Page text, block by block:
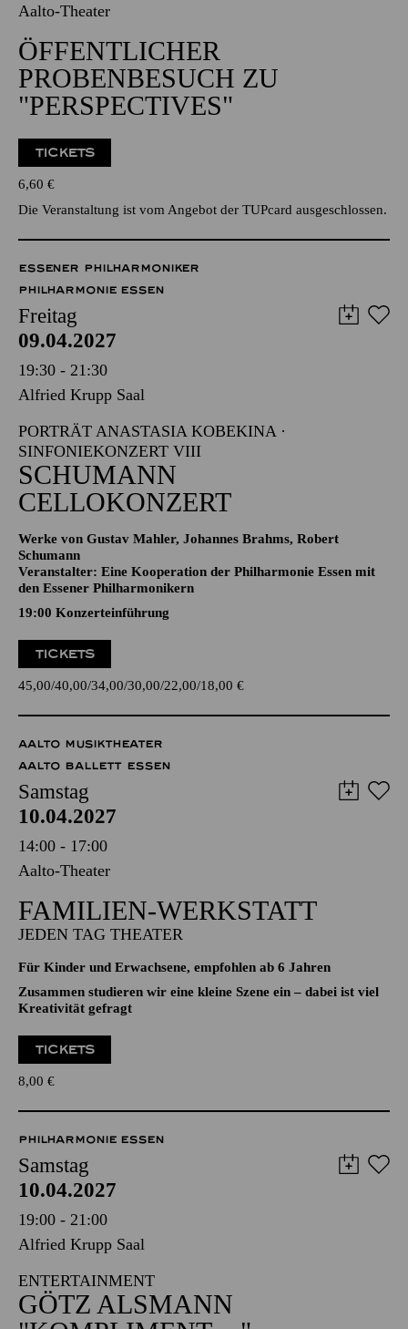
09.04.2027
18:00
Aalto-Theater
ÖFFENTLICHER
PROBENBESUCH ZU
"PERSPECTIVES"
TICKETS
6,60€
Die Veranstaltung ist vom Angebot der TUPcard ausgeschlossen.
ESSENER PHILHARMONIKER
PHILHARMONIE ESSEN
Freitag
09.04.2027
19:30 - 21:30
Alfried Krupp Saal
PORTRÄT ANASTASIA KOBEKINA ·
SINFONIEKONZERT VIII
SCHUMANN
CELLOKONZERT
Werke von Gustav Mahler, Johannes Brahms, Robert
Schumann
den Essener Philharmonikern
19:00 Konzerteinführung
45,00 40,00 34,00 30,00
AALTO MUSIKTHEATER
AALTO BALLETT ESSEN
Samstag
10.04.2027
14:00 - 17:00
Aalto-Theater
FAMILIEN-WERKSTATT
JEDEN TAG THEATER
Zusammen studieren wir eine kleine Szene ein – dabei ist viel
Kreativität gefragt
8,00 €
PHILHARMONIE ESSEN
Samstag
10.04.2027
19:00 - 21:00
Alfried Krupp Saal